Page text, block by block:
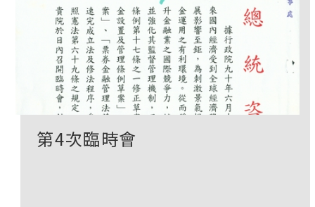
第4次臨時會